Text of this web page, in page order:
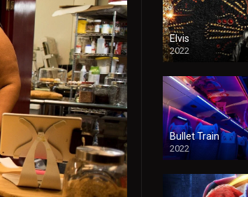
Elvis
2022
Bullet Train
2022